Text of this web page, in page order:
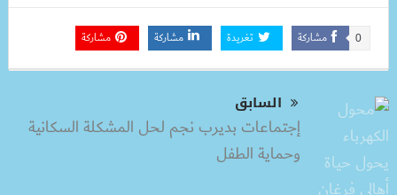
مشاركة 0 تغريدة مشاركة مشاركة
السابق
إجتماعات بديرب نجم لحل المشكلة السكانية
وحماية الطفل